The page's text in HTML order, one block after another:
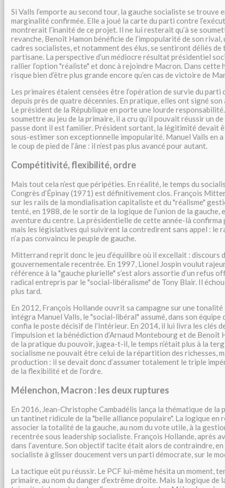
Si Valls l’emporte au second tour, la gauche socialiste se trouve
marginalité confirmée. Elle a joué la carte du parti contre
montrerait l’inanité de ce projet. Il ne lui resterait qu’à se
revanche, Benoît Hamon bénéficie de l’impopularité de son
cadres socialistes, et notamment des élus, se sentiront déliés
partisane. La perspective d’un médiocre résultat présidentiel
rallier l’option "réaliste" et donc à rejoindre Macron. Dans cette
risque bien d’être plus grande encore qu’en cas de victoire de
Les primaires étaient censées être l’opération de survie du parti
depuis près de quatre décennies. En pratique, elles ont signé
Le président de la République en porte une lourde
soumettre au jeu de la primaire, il a cru qu’il pouvait réussir un
passe dont il est familier. Président sortant, la légitimité devait
sous-estimer son exceptionnelle impopularité. Manuel Valls en
le coup de pied de l’âne : il n’est pas plus avancé pour autant.
Compétitivité, flexibilité, ordre
Mais tout cela n’est que péripéties. En réalité, le temps du
Congrès d’Épinay (1971) est définitivement clos. François
sur les rails de la mondialisation capitaliste et du "réalisme"
tenté, en 1988, de le sortir de la logique de l’union de la gauche,
aventure du centre. La présidentielle de cette année-là
mais les législatives qui suivirent la contredirent sans appel : le
n’a pas convaincu le peuple de gauche.
Mitterrand reprit donc le jeu d’équilibre où il excellait : discours
gouvernementale recentrée. En 1997, Lionel Jospin voulut
référence à la "gauche plurielle" s’est alors assortie d’un refus
radical entrepris par le "social-libéralisme" de Tony Blair. Il
plus tard.
En 2012, François Hollande ouvrit sa campagne sur une tonalité
intégra Manuel Valls, le "social-libéral" assumé, dans son équipe
confia le poste décisif de l’Intérieur. En 2014, il lui livra les clés
l’impulsion et la bénédiction d’Arnaud Montebourg et de Benoît
de la pratique du pouvoir, jugea-t-il, le temps n’était plus à la
socialisme ne pouvait être celui de la répartition des richesses,
production : il se devait donc d’assumer totalement le triple
de la flexibilité et de l’ordre.
Mélenchon, Macron : les deux ruptures
En 2016, Jean-Christophe Cambadélis lança la thématique de la
un tantinet ridicule de la "belle alliance populaire". La logique en
associer la totalité de la gauche, au nom du vote utile, à la
recentrée sous leadership socialiste. François Hollande, après
dans l’aventure. Son objectif tacite était alors de contraindre,
socialiste à glisser doucement vers un parti démocrate, sur le
La tactique eût pu réussir. Le PCF lui-même hésita un moment,
primaire, au nom du danger d’extrême droite. Mais la logique de